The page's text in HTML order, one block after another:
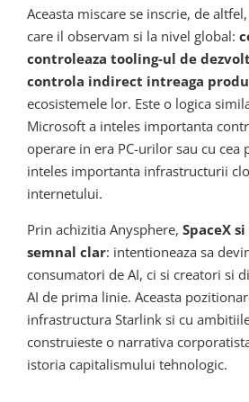
Aceasta miscare se inscrie, de
care il observam si la nivel global:
controleaza tooling-ul de
controla indirect intreaga
ecosistemele lor. Este o logica
Microsoft a inteles importanta
operare in era PC-urilor sau cu cea
inteles importanta infrastructurii
internetului.
Prin achizitia Anysphere, SpaceX
semnal clar: intentioneaza sa
consumatori de AI, ci si creatori si
AI de prima linie. Aceasta
infrastructura Starlink si cu
construieste o narrativa
istoria capitalismului tehnologic.